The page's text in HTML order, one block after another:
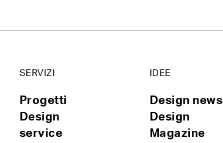
SERVIZI
Progetti
Design
service
IDEE
Design news
Design
Magazine